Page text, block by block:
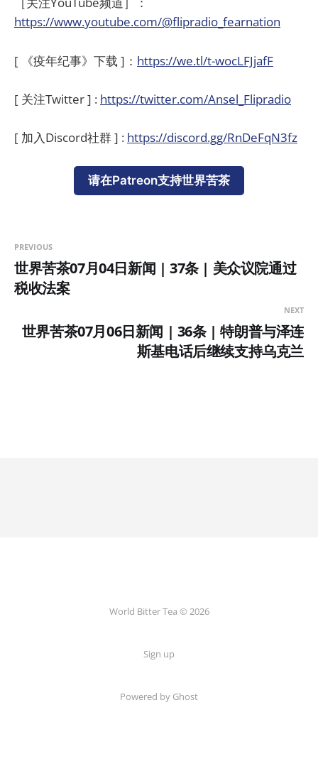
https://www.youtube.com/@flipradio_fearnation
[ 《疫年纪事》下载 ]： https://we.tl/t-wocLFJjafF
[ 关注Twitter ] : https://twitter.com/Ansel_Flipradio
[ 加入Discord社群 ] : https://discord.gg/RnDeFqN3fz
请在Patreon支持世界苦茶
PREVIOUS
世界苦茶07月04日新闻 | 37条 | 美众议院通过
税收法案
NEXT
世界苦茶07月06日新闻 | 36条 | 特朗普与泽连
斯基电话后继续支持乌克兰
World Bitter Tea © 2026
Sign up
Powered by Ghost